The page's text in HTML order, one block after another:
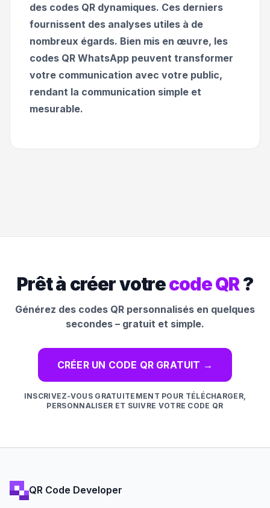
des codes QR dynamiques. Ces derniers
fournissent des analyses utiles à de
nombreux égards. Bien mis en œuvre, les
codes QR WhatsApp peuvent transformer
votre communication avec votre public,
rendant la communication simple et
mesurable.
Prêt à créer votrecode QR?
Générez des codes QR personnalisés en quelques
secondes – gratuit et simple.
CRÉER UN CODE QR GRATUIT →
INSCRIVEZ-VOUS GRATUITEMENT POUR TÉLÉCHARGER,
PERSONNALISER ET SUIVRE VOTRE CODE QR
QR Code Developer